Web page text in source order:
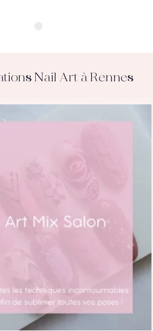
Nail Art à Rennes